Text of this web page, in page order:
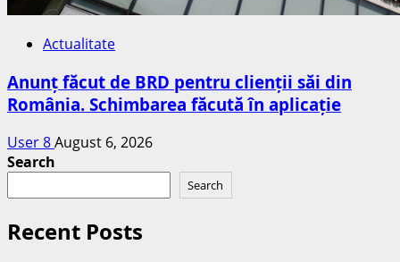
Actualitate
Anunț făcut de BRD pentru clienții săi din
România. Schimbarea făcută în aplicație
User 8August 6, 2026
Search
Search
Recent Posts